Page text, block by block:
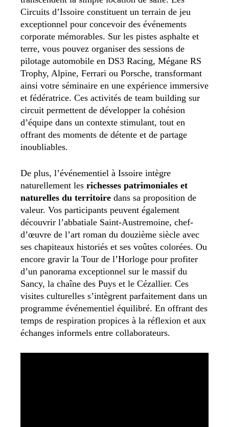
Circuits d’Issoire constituent un terrain de jeu
exceptionnel pour concevoir des événements
corporate mémorables. Sur les pistes asphalte et
terre, vous pouvez organiser des sessions de
pilotage automobile en DS3 Racing, Mégane RS
Trophy, Alpine, Ferrari ou Porsche, transformant
ainsi votre séminaire en une expérience immersive
et fédératrice. Ces activités de team building sur
circuit permettent de développer la cohésion
d’équipe dans un contexte stimulant, tout en
offrant des moments de détente et de partage
inoubliables.
De plus, l’événementiel à Issoire intègre
naturellement les richesses patrimoniales et
naturelles du territoire dans sa proposition de
valeur. Vos participants peuvent également
découvrir l’abbatiale Saint-Austremoine, chef-
d’œuvre de l’art roman du douzième siècle avec
ses chapiteaux historiés et ses voûtes colorées. Ou
encore gravir la Tour de l’Horloge pour profiter
d’un panorama exceptionnel sur le massif du
Sancy, la chaîne des Puys et le Cézallier. Ces
visites culturelles s’intègrent parfaitement dans un
programme événementiel équilibré. En offrant des
temps de respiration propices à la réflexion et aux
échanges informels entre collaborateurs.